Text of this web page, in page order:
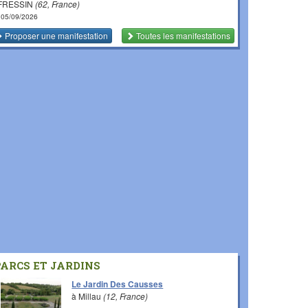
(62, France)
09/2026
Proposer une manifestation Toutes les manifestations
ET JARDINS
Le Jardin Des Causses
à Millau(12, France)